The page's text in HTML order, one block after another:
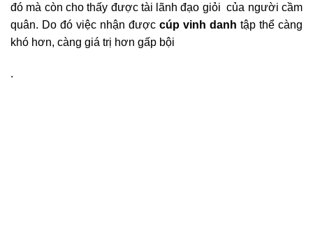
đó mà còn cho thấy được tài lãnh đạo giỏi của người cầm
quân. Do đó việc nhận được cúp vinh danh tập thể càng
khó hơn, càng giá trị hơn gấp bội
.